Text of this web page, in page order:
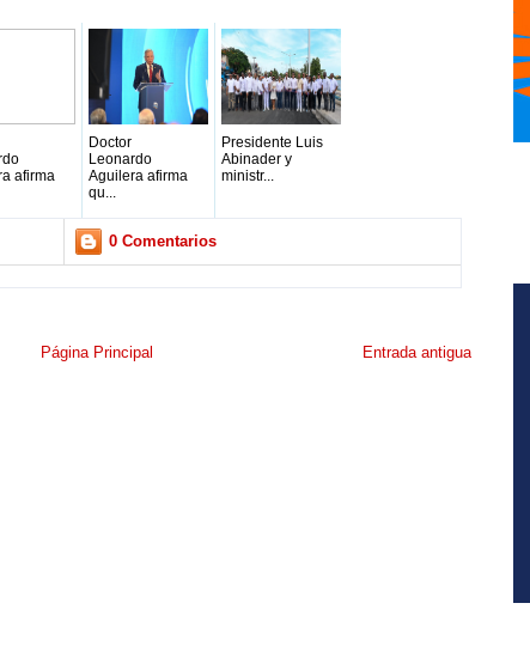
afirma
Doctor
Leonardo
Aguilera afirma
qu...
Presidente Luis
Abinader y
ministr...
0 Comentarios
Entrada antigua
Página Principal